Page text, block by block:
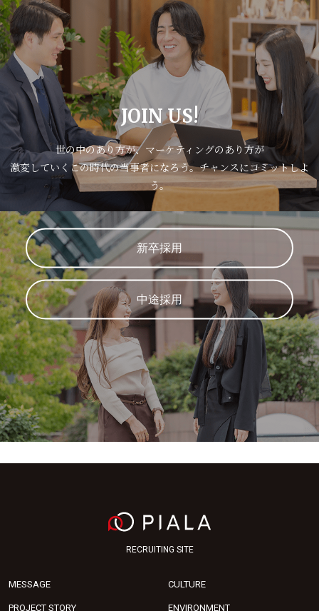
JOIN US!
世の中のあり方が、マーケティングのあり方が
激変していくこの時代の当事者になろう。チャンスにコミットしよ
う。
新卒採用
中途採用
RECRUITING SITE
MESSAGE
PROJECT STORY
CULTURE
ENVIRONMENT